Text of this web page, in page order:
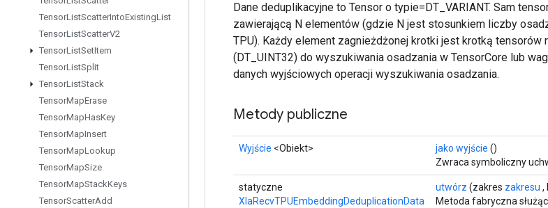
TensorListScatterIntoExistingList
TensorListScatterV2
TensorListSetItem
TensorListSplit
TensorListStack
TensorMapErase
TensorMapHasKey
TensorMapInsert
TensorMapLookup
TensorMapSize
TensorMapStackKeys
TensorScatterAdd
Dane deduplikacyjne to Tensor o typie=DT_VARIANT. Sam
zawierającą N elementów (gdzie N jest stosunkiem liczby
TPU). Każdy element zagnieżdżonej krotki jest krotką tensorów
(DT_UINT32) do wyszukiwania osadzania w TensorCore lub
danych wyjściowych operacji wyszukiwania osadzania.
Metody publiczne
Wyjście <Obiekt> jako wyjście ()
Zwraca symboliczny
statyczne
XlaRecvTPUEmbeddingDeduplicationData
utwórz (zakres zakresu ,
Metoda fabryczna